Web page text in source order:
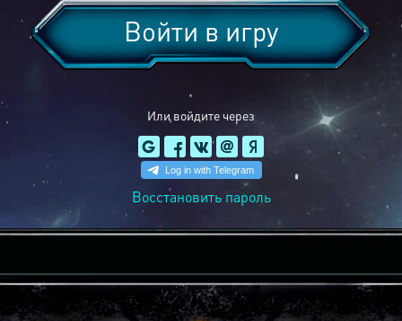
Или войдите через
Войти в игру
Восстановить пароль